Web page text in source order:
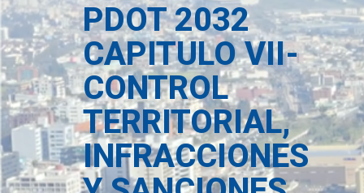
PDOT 2032
CAPITULO VII-
CONTROL
TERRITORIAL,
INFRACCIONES